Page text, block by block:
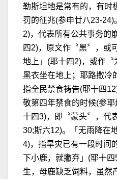
勒斯坦地是常有的，有时
罚的征兆(参申廿八23-
2)，代表所有公共事务的
四2)，原文作〝黑〞，或
地上」(耶十四2)，或作
黑衣坐在地上；耶路撒冷
指全民禁食祷告(耶十四
敬第四年禁食的时候(参
十四3)，即〝蒙头〞，代
30;斯六12)。「无雨降在
4)，指旱灾已有一段时间
下小鹿，就撇弃」(耶十
生，母鹿缺乏饲料，虽然